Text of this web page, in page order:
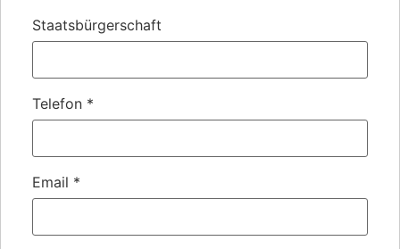
Staatsbürgerschaft
Telefon *
Email *